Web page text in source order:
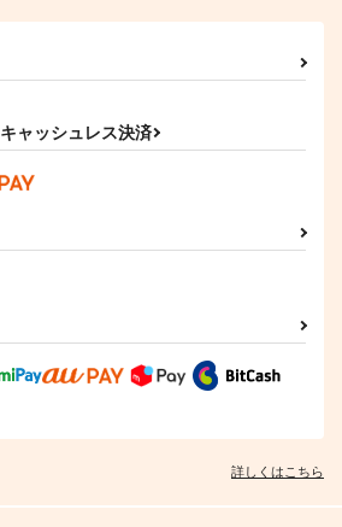
キャッシュレス決済
詳しくはこちら